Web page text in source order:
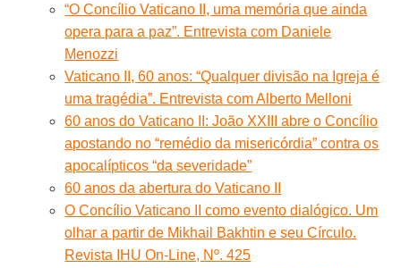
“O Concílio Vaticano II, uma memória que ainda
opera para a paz”. Entrevista com Daniele
Menozzi
Vaticano II, 60 anos: “Qualquer divisão na Igreja é
uma tragédia”. Entrevista com Alberto Melloni
60 anos do Vaticano II: João XXIII abre o Concílio
apostando no “remédio da misericórdia” contra os
apocalípticos “da severidade”
60 anos da abertura do Vaticano II
O Concílio Vaticano II como evento dialógico. Um
olhar a partir de Mikhail Bakhtin e seu Círculo.
Revista IHU On-Line, Nº. 425